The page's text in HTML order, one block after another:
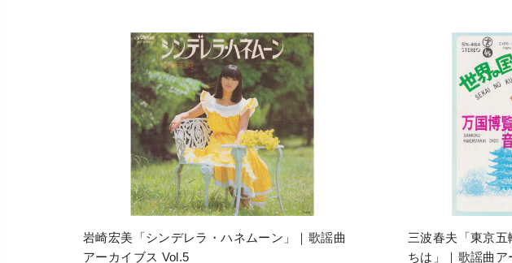
岩崎宏美「シンデレラ・ハネムーン」｜歌謡曲
アーカイブス Vol.5
三波春夫「東京
ちは」｜歌謡曲